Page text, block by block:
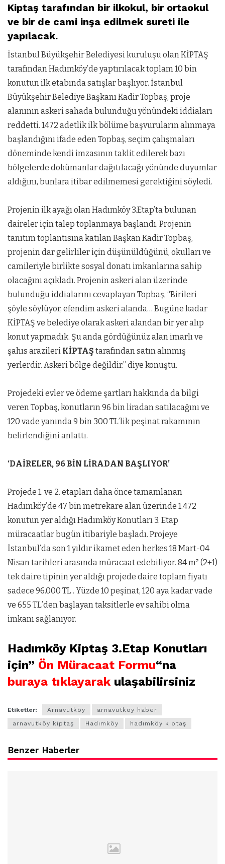
Kiptaş tarafından bir ilkokul, bir ortaokul
ve bir de cami inşa edilmek sureti ile
yapılacak.
İstanbul Büyükşehir Belediyesi kuruluşu olan KİPTAŞ
tarafından Hadımköy’de yaptırılacak toplam 10 bin
konutun ilk etabında satışlar başlıyor. İstanbul
Büyükşehir Belediye Başkanı Kadir Topbaş, proje
alanının askeri sahada bulunduğu yönündeki iddiaları
reddetti. 1472 adetlik ilk bölüme başvuruların alınmaya
başlandığını ifade eden Topbaş, seçim çalışmaları
döneminde kendi imzasının taklit edilerek bazı
bölgelerde dokümanlar dağıtılacağı yönünde duyumlar
aldığını, bunlara itibar edilmemesi gerektiğini söyledi.
Projenin ilk ayağı olan Hadımköy 3.Etap’ta bulunan
daireler için talep toplanmaya başlandı. Projenin
tanıtım toplantısına katılan Başkan Kadir Topbaş,
projenin dar gelirliler için düşünüldüğünü, okulları ve
camileriyle birlikte sosyal donatı imkanlarına sahip
olacağını açıkladı. Projenin askeri alan üzerinde
bulunduğu iddialarını cevaplayan Topbaş, “Birileri
şöyle söylüyor, efendim askeri alanda… Bugüne kadar
KİPTAŞ ve belediye olarak askeri alandan bir yer alıp
konut yapmadık. Şu anda gördüğünüz alan imarlı ve
şahıs arazileri KİPTAŞ tarafından satın alınmış
yerlerdir. Askeri bölge değildir.” diye konuştu.
Projedeki evler ve ödeme şartları hakkında da bilgi
veren Topbaş, konutların 96 bin liradan satılacağını ve
120 vade yanında 9 bin 300 TL’lik peşinat rakamının
belirlendiğini anlattı.
‘DAİRELER, 96 BİN LİRADAN BAŞLIYOR’
Projede 1. ve 2. etapları daha önce tamamlanan
Hadımköy’de 47 bin metrekare alan üzerinde 1.472
konutun yer aldığı Hadımköy Konutları 3. Etap
müracaatlar bugün itibariyle başladı. Projeye
İstanbul’da son 1 yıldır ikamet eden herkes 18 Mart-04
Nisan tarihleri arasında müracaat edebiliyor. 84 m² (2+1)
tek daire tipinin yer aldığı projede daire toplam fiyatı
sadece 96.000 TL . Yüzde 10 peşinat, 120 aya kadar vade
ve 655 TL’den başlayan taksitlerle ev sahibi olma
imkanı sağlanıyor.
Hadımköy Kiptaş 3.Etap Konutları
için” Ön Müracaat Formu“na
buraya tıklayarak ulaşabilirsiniz
Etiketler: Arnavutköy
arnavutköy haber
arnavutköy kiptaş
Hadımköy hadımköy kiptaş
Benzer Haberler